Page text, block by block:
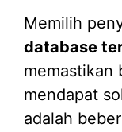
Memilih
database
memastikan
mendapat
adalah